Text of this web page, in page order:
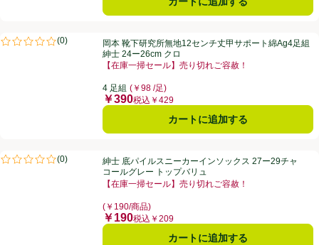
岡本 靴下研究所無地12センチ丈甲サポート綿Ag4足組 紳士 24ー26cm
(0)
評価は0件のレビューで5点中0.0点。岡本 靴下研究所無地12センチ丈甲サポート綿Ag4足組
紳士 24ー26cm クロ
【在庫一掃セール】売り切れご容赦！
4 足組 (￥98 /足)
価格
￥390税込￥429
カートに追加する
紳士 底パイルスニーカーインソックス 27ー29チャコールグレー トッ
(0)
評価は0件のレビューで5点中0.0点。紳士 底パイルスニーカーインソックス 27ー29チャ
コールグレー トップバリュ
【在庫一掃セール】売り切れご容赦！
(￥190/商品)
価格
￥190税込￥209
カートに追加する